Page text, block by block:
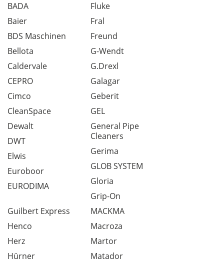
BADA
Baier
BDS Maschinen
Bellota
Caldervale
CEPRO
Cimco
CleanSpace
Dewalt
DWT
Elwis
Euroboor
EURODIMA
Fluke
Fral
Freund
G-Wendt
G.Drexl
Galagar
Geberit
GEL
General Pipe
Cleaners
Gerima
GLOB SYSTEM
Gloria
Grip-On
Guilbert Express
Henco
Herz
Hürner
MACKMA
Macroza
Martor
Matador